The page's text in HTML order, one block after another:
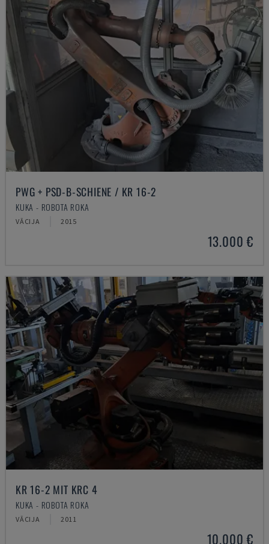
PWG + PSD-B-SCHIENE / KR 16-2
KUKA - ROBOTA ROKA
VĀCIJA 2015
13.000 €
KR 16-2 MIT KRC 4
KUKA - ROBOTA ROKA
VĀCIJA 2011
10.000 €